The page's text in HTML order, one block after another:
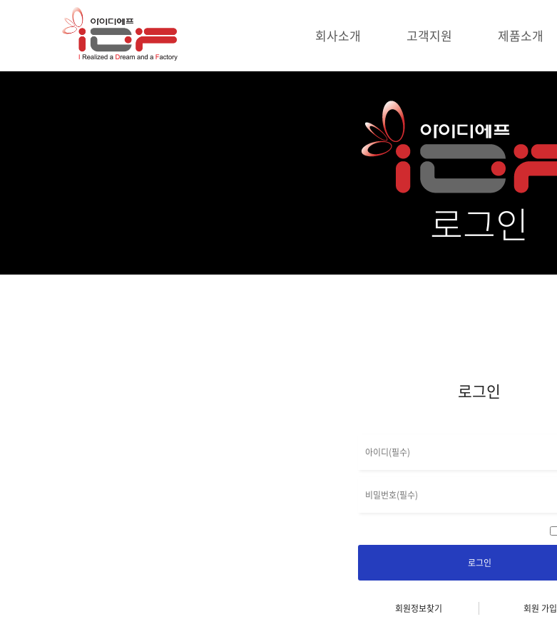
회사소개 고객지원 제품소개
로그인
로그인
로그인
회원정보찾기 회원 가입